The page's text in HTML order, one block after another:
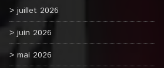
juillet 2026
juin 2026
mai 2026